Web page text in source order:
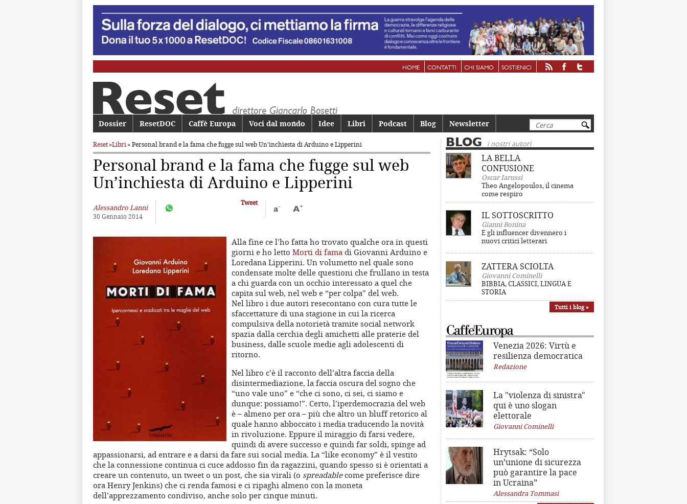
HOME CONTATTI CHI SIAMO SOSTIENICI
Cerca
Menu principale
Vai al contenuto principale
Vai al contenuto secondario
Dossier ResetDOC Caffè Europa Voci dal mondo Idee Libri Podcast Blog Newsletter
Reset»Libri» Personal brand e la fama che fugge sul webUn’inchiesta di Arduino e Lipperini
Personal brand e la fama che fugge sul web
Un’inchiesta di Arduino e Lipperini
Alessandro Lanni
30 Gennaio 2014
Tweet
a- A+
Alla fine ce l’ho fatta ho trovato qualche ora in questi
giorni e ho letto Morti di fama di Giovanni Arduino e
Loredana Lipperini. Un volumetto nel quale sono
condensate molte delle questioni che frullano in testa
a chi guarda con un occhio interessato a quel che
capita sul web, nel web e “per colpa” del web.
Nel libro i due autori resecontano con cura tutte le
sfaccettature di una stagione in cui la ricerca
compulsiva della notorietà tramite social network
spazia dalla cerchia degli amichetti alle praterie del
business, dalle scuole medie agli adolescenti di
ritorno.
Nel libro c’è il racconto dell’altra faccia della
disintermediazione, la faccia oscura del sogno che
“uno vale uno” e “che ci sono, ci sei, ci siamo e
dunque: possiamo!”. Certo, l’iperdemocrazia del web
è – almeno per ora – più che altro un bluff retorico al
quale hanno abboccato i media traducendo la novità
in rivoluzione. Eppure il miraggio di farsi vedere,
quindi di avere successo e quindi far soldi, spinge ad
appassionarsi, ad entrare e a darsi da fare sui social media. La “like economy” è il vestito
che la connessione continua ci cuce addosso fin da ragazzini, quando spesso si è orientati a
creare un contenuto, un tweet o un post, che sia virali (o spreadablecome preferisce dire
ora Henry Jenkins) che ci renda famosi e ci ripaghi almeno con la moneta
dell’apprezzamento condiviso, anche solo per cinque minuti.
BLOG i nostri autori
LA BELLA
CONFUSIONE
Oscar Iarussi
Theo Angelopoulos, il cinema
come respiro
IL SOTTOSCRITTO
Gianni Bonina
E gli influencer divennero i
nuovi critici letterari
ZATTERA SCIOLTA
Giovanni Cominelli
BIBBIA, CLASSICI, LINGUA E
STORIA
Tutti i blog »
Venezia 2026: Virtù e
resilienza democratica
Redazione
La "violenza di sinistra"
qui è uno slogan
elettorale
Giovanni Cominelli
Hrytsak: “Solo
un’unione di sicurezza
può garantire la pace
in Ucraina”
Alessandra Tommasi